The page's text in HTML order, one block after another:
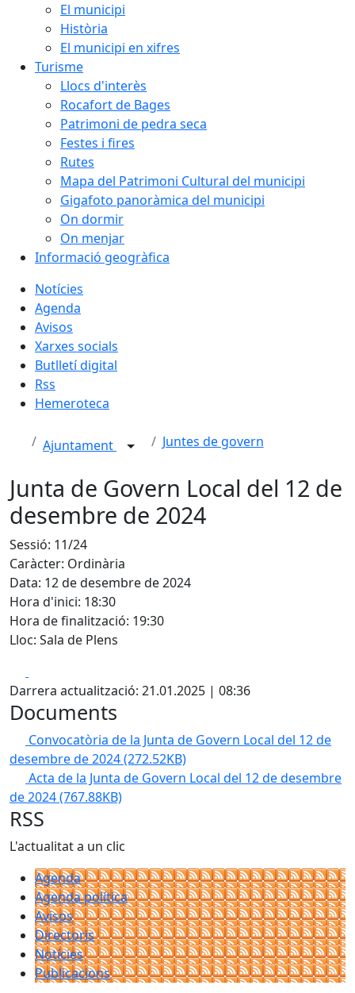
El municipi
Història
El municipi en xifres
Turisme
Llocs d'interès
Rocafort de Bages
Patrimoni de pedra seca
Festes i fires
Rutes
Mapa del Patrimoni Cultural del municipi
Gigafoto panoràmica del municipi
On dormir
On menjar
Informació geogràfica
Notícies
Agenda
Avisos
Xarxes socials
Butlletí digital
Rss
Hemeroteca
Ajuntament Juntes de govern
Junta de Govern Local del 12 de
desembre de 2024
Sessió: 11/24
Caràcter: Ordinària
Data: 12 de desembre de 2024
Hora d'inici: 18:30
Hora de finalització: 19:30
Lloc: Sala de Plens
Darrera actualització: 21.01.2025 | 08:36
Documents
Convocatòria de la Junta de Govern Local del 12 de
desembre de 2024(272.52KB)
Acta de la Junta de Govern Local del 12 de desembre
de 2024(767.88KB)
RSS
L'actualitat a un clic
Agenda
Agenda política
Avisos
Directoris
Notícies
Publicacions